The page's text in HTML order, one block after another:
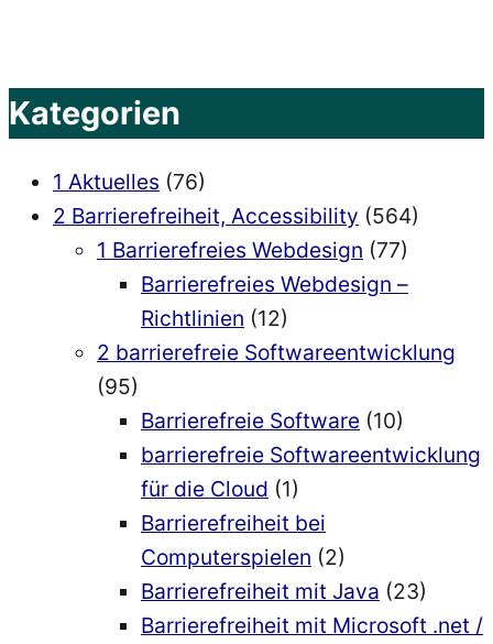
Kategorien
1 Aktuelles (76)
2 Barrierefreiheit, Accessibility (564)
1 Barrierefreies Webdesign (77)
Barrierefreies Webdesign –
Richtlinien (12)
2 barrierefreie Softwareentwicklung
(95)
Barrierefreie Software (10)
barrierefreie Softwareentwicklung
für die Cloud (1)
Barrierefreiheit bei
Computerspielen (2)
Barrierefreiheit mit Java (23)
Barrierefreiheit mit Microsoft .net /